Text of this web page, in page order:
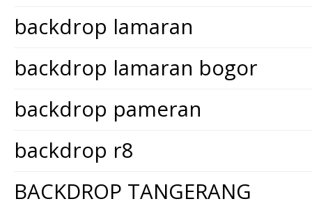
backdrop lamaran
backdrop lamaran bogor
backdrop pameran
backdrop r8
BACKDROP TANGERANG